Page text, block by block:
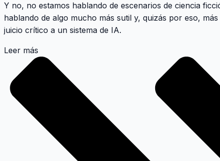
Y no, no estamos hablando de escenarios de ciencia
hablando de algo mucho más sutil y, quizás por eso,
juicio crítico a un sistema de IA.
Leer más